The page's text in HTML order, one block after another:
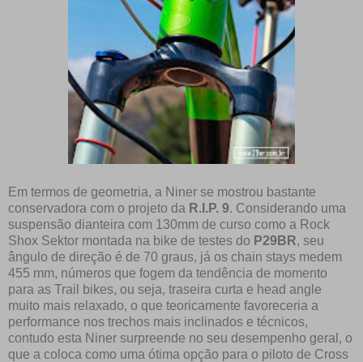
Em termos de geometria, a Niner se mostrou bastante
conservadora com o projeto da R.I.P. 9. Considerando uma
suspensão dianteira com 130mm de curso como a Rock
Shox Sektor montada na bike de testes do P29BR, seu
ângulo de direção é de 70 graus, já os chain stays medem
455 mm, números que fogem da tendência de momento
para as Trail bikes, ou seja, traseira curta e head angle
muito mais relaxado, o que teoricamente favoreceria a
performance nos trechos mais inclinados e técnicos,
contudo esta Niner surpreende no seu desempenho geral, o
que a coloca como uma ótima opção para o piloto de Cross